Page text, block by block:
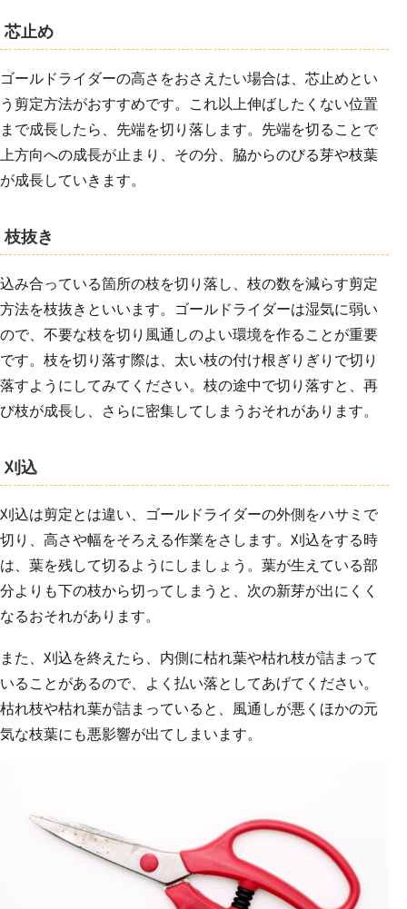
芯止め
ゴールドライダーの高さをおさえたい場合は、芯止めとい
う剪定方法がおすすめです。これ以上伸ばしたくない位置
まで成長したら、先端を切り落します。先端を切ることで
上方向への成長が止まり、その分、脇からのびる芽や枝葉
が成長していきます。
枝抜き
込み合っている箇所の枝を切り落し、枝の数を減らす剪定
方法を枝抜きといいます。ゴールドライダーは湿気に弱い
ので、不要な枝を切り風通しのよい環境を作ることが重要
です。枝を切り落す際は、太い枝の付け根ぎりぎりで切り
落すようにしてみてください。枝の途中で切り落すと、再
び枝が成長し、さらに密集してしまうおそれがあります。
刈込
刈込は剪定とは違い、ゴールドライダーの外側をハサミで
切り、高さや幅をそろえる作業をさします。刈込をする時
は、葉を残して切るようにしましょう。葉が生えている部
分よりも下の枝から切ってしまうと、次の新芽が出にくく
なるおそれがあります。
また、刈込を終えたら、内側に枯れ葉や枯れ枝が詰まって
いることがあるので、よく払い落としてあげてください。
枯れ枝や枯れ葉が詰まっていると、風通しが悪くほかの元
気な枝葉にも悪影響が出てしまいます。